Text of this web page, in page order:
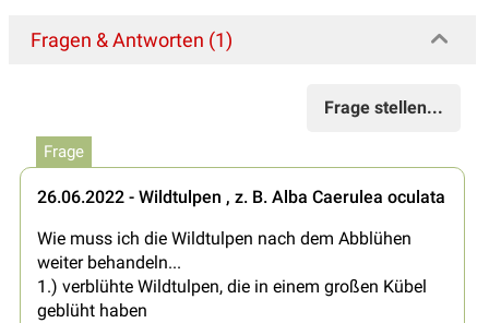
Fragen & Antworten (1)
Frage stellen...
Frage
26.06.2022 - Wildtulpen , z. B. Alba Caerulea oculata
Wie muss ich die Wildtulpen nach dem Abblühen
weiter behandeln...
1.) verblühte Wildtulpen, die in einem großen Kübel
geblüht haben